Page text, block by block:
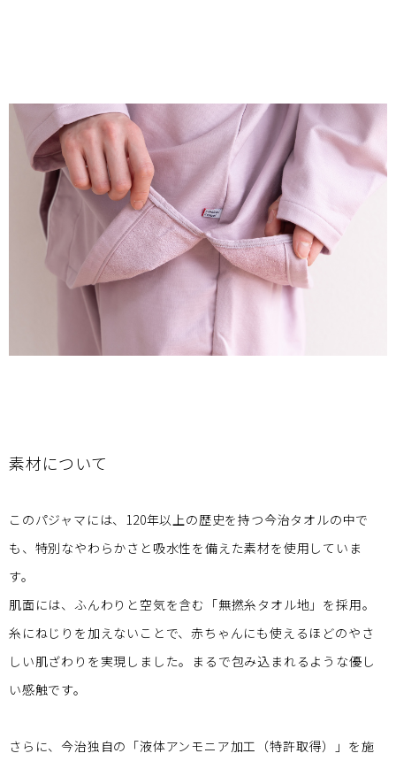
素材について
このパジャマには、120年以上の歴史を持つ今治タオルの中で
も、特別なやわらかさと吸水性を備えた素材を使用していま
す。
肌面には、ふんわりと空気を含む「無撚糸タオル地」を採用。
糸にねじりを加えないことで、赤ちゃんにも使えるほどのやさ
しい肌ざわりを実現しました。まるで包み込まれるような優し
い感触です。
さらに、今治独自の「液体アンモニア加工（特許取得）」を施